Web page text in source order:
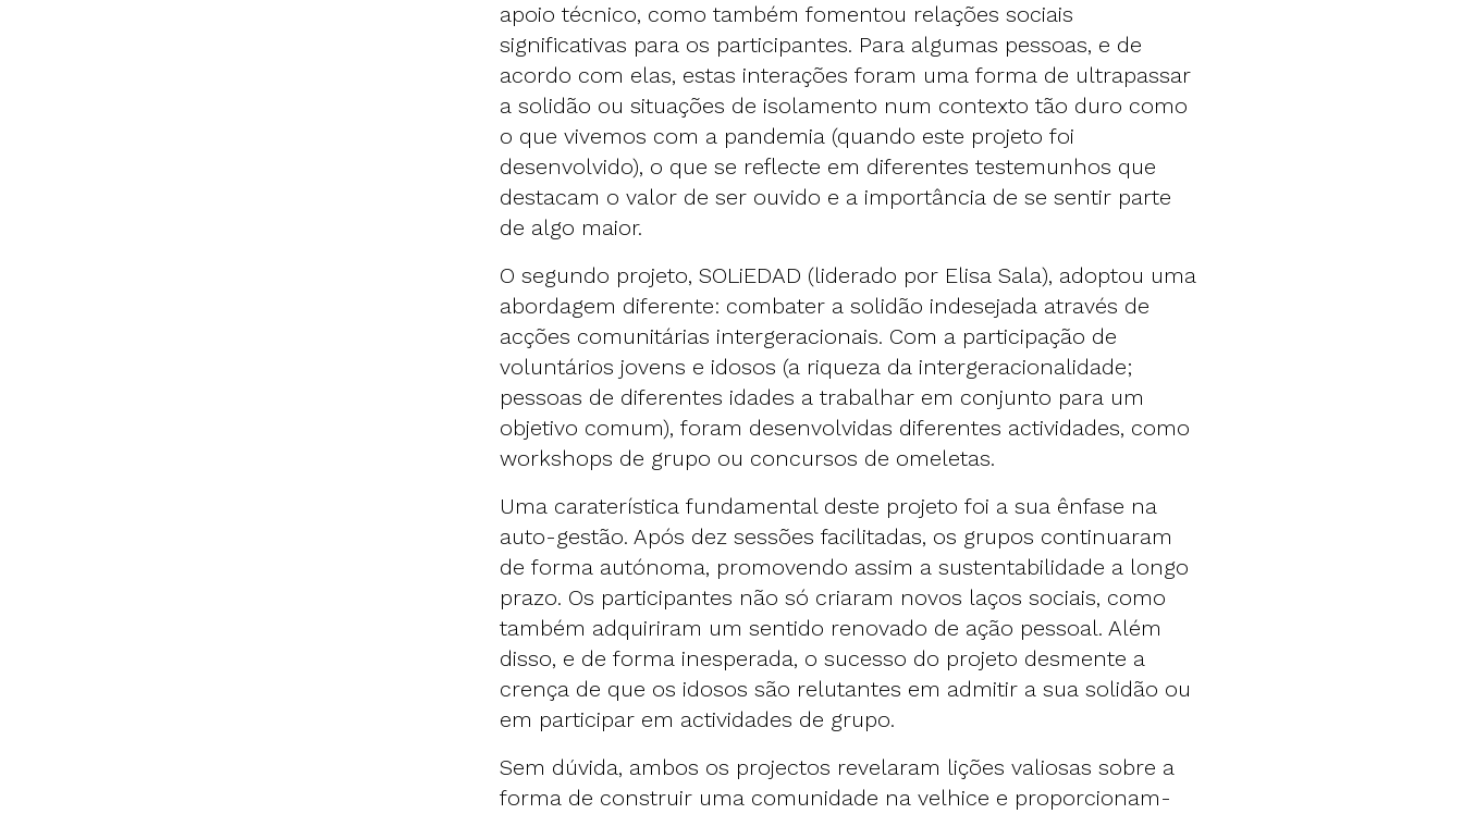
apoio técnico, como também fomentou relações sociais
significativas para os participantes. Para algumas pessoas, e de
acordo com elas, estas interações foram uma forma de ultrapassar
a solidão ou situações de isolamento num contexto tão duro como
o que vivemos com a pandemia (quando este projeto foi
desenvolvido), o que se reflecte em diferentes testemunhos que
destacam o valor de ser ouvido e a importância de se sentir parte
de algo maior.
O segundo projeto, SOLiEDAD (liderado por Elisa Sala), adoptou uma
abordagem diferente: combater a solidão indesejada através de
acções comunitárias intergeracionais. Com a participação de
voluntários jovens e idosos (a riqueza da intergeracionalidade;
pessoas de diferentes idades a trabalhar em conjunto para um
objetivo comum), foram desenvolvidas diferentes actividades, como
workshops de grupo ou concursos de omeletas.
Uma caraterística fundamental deste projeto foi a sua ênfase na
auto-gestão. Após dez sessões facilitadas, os grupos continuaram
de forma autónoma, promovendo assim a sustentabilidade a longo
prazo. Os participantes não só criaram novos laços sociais, como
também adquiriram um sentido renovado de ação pessoal. Além
disso, e de forma inesperada, o sucesso do projeto desmente a
crença de que os idosos são relutantes em admitir a sua solidão ou
em participar em actividades de grupo.
Sem dúvida, ambos os projectos revelaram lições valiosas sobre a
forma de construir uma comunidade na velhice e proporcionam-